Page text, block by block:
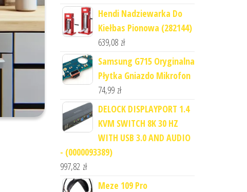
Hendi Nadziewarka Do
Kiełbas Pionowa (282144)
639,08 zł
Samsung G715 Oryginalna
Płytka Gniazdo Mikrofon
74,99 zł
DELOCK DISPLAYPORT 1.4
KVM SWITCH 8K 30 HZ
WITH USB 3.0 AND AUDIO
- (0000093389)
997,82 zł
Meze 109 Pro